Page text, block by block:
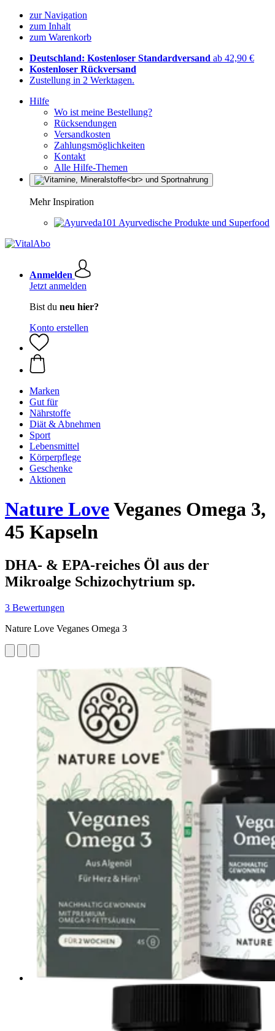
zur Navigation
zum Inhalt
zum Warenkorb
Deutschland: Kostenloser Standardversand ab 42,90 €
Kostenloser Rückversand
Zustellung in 2 Werktagen.
Hilfe
Wo ist meine Bestellung?
Rücksendungen
Versandkosten
Zahlungsmöglichkeiten
Kontakt
Alle Hilfe-Themen
Mehr Inspiration
Ayurvedische Produkte und Superfood
Anmelden
Jetzt anmelden
Bist du neu hier?
Konto erstellen
Marken
Gut für
Nährstoffe
Diät & Abnehmen
Sport
Lebensmittel
Körperpflege
Geschenke
Aktionen
Nature LoveVeganes Omega 3,
45 Kapseln
DHA- & EPA-reiches Öl aus der
Mikroalge Schizochytrium sp.
3 Bewertungen
Nature Love Veganes Omega 3